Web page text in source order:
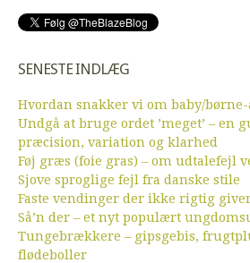
SENESTE INDLÆG
Hvordan snakker vi om baby/
Undgå at bruge ordet ’meget’ – en
præcision, variation og klarhed
Føj græs (foie gras) – om udtalefejl
Sjove sproglige fejl fra danske stile
Faste vendinger der ikke rigtig
Så’n der – et nyt populært
Tungebrækkere – gipsgebis,
flødeboller